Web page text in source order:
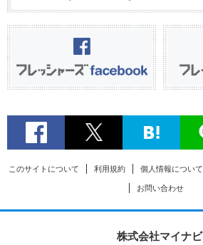
このサイトについて 利用規約 個人情報について
お問い合わせ
株式会社マイナビ